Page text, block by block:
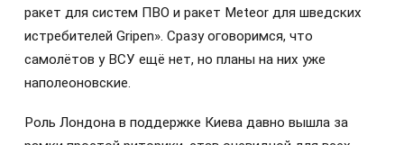
ракет для систем ПВО и ракет Meteor для шведских
истребителей Gripen». Сразу оговоримся, что
самолётов у ВСУ ещё нет, но планы на них уже
наполеоновские.
Роль Лондона в поддержке Киева давно вышла за